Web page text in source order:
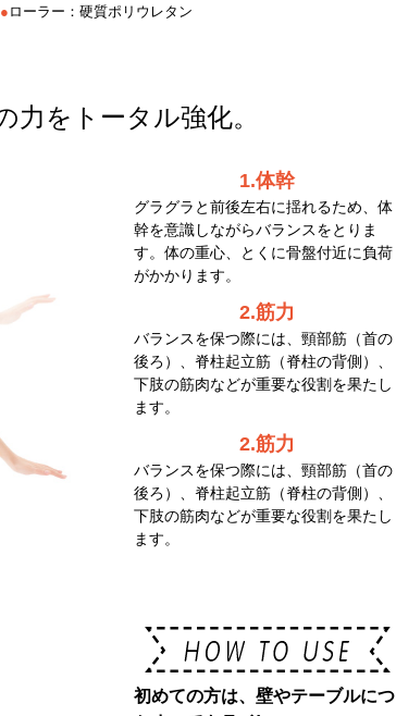
● ローラー：硬質ポリウレタン
をトータル強化。
1.体幹
グラグラと前後左右に揺れるため、体
幹を意識しながらバランスをとりま
す。体の重心、とくに骨盤付近に負荷
がかかります。
2.筋力
バランスを保つ際には、頸部筋（首の
後ろ）、脊柱起立筋（脊柱の背側）、
下肢の筋肉などが重要な役割を果たし
ます。
2.筋力
バランスを保つ際には、頸部筋（首の
後ろ）、脊柱起立筋（脊柱の背側）、
下肢の筋肉などが重要な役割を果たし
ます。
初めての方は、壁やテーブルにつ